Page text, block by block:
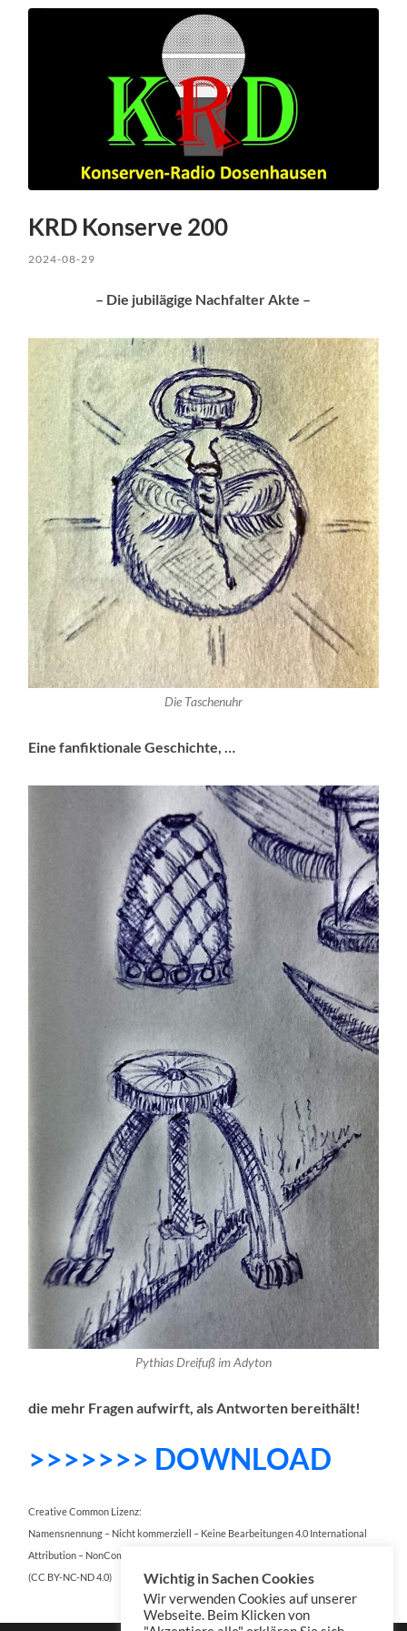
KRD Konserve 200
2024-08-29
– Die jubilägige Nachfalter Akte –
Die Taschenuhr
Eine fanfiktionale Geschichte, …
Pythias Dreifuß im Adyton
die mehr Fragen aufwirft, als Antworten bereithält!
>>>>>>> DOWNLOAD
Creative Common Lizenz:
Namensnennung – Nicht kommerziell – Keine Bearbeitungen 4.0 International
Attribution – NonCommercial – NoDerivatives 4.0 International
(CC BY-NC-ND 4.0)
Wichtig in Sachen Cookies
Wir verwenden Cookies auf unserer
Webseite. Beim Klicken von